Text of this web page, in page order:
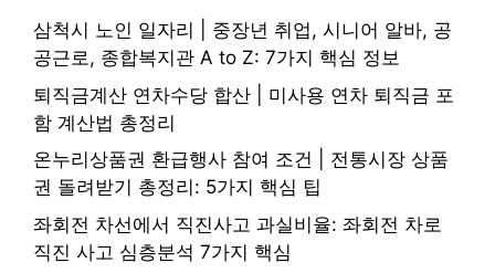
삼척시 노인 일자리 | 중장년 취업, 시니어 알바, 공
공근로, 종합복지관 A to Z: 7가지 핵심 정보
퇴직금계산 연차수당 합산 | 미사용 연차 퇴직금 포
함 계산법 총정리
온누리상품권 환급행사 참여 조건 | 전통시장 상품
권 돌려받기 총정리: 5가지 핵심 팁
좌회전 차선에서 직진사고 과실비율: 좌회전 차로
직진 사고 심층분석 7가지 핵심